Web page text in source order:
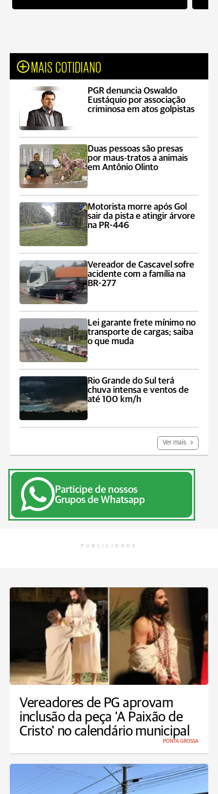
MAIS COTIDIANO
PGR denuncia Oswaldo
Eustáquio por associação
criminosa em atos golpistas
Duas pessoas são presas
por maus-tratos a animais
em Antônio Olinto
Motorista morre após Gol
sair da pista e atingir árvore
na PR-446
Vereador de Cascavel sofre
acidente com a família na
BR-277
Lei garante frete mínimo no
transporte de cargas; saiba
o que muda
Rio Grande do Sul terá
chuva intensa e ventos de
até 100 km/h
Ver mais
Participe de nossos
Grupos de Whatsapp
PUBLICIDADE
Vereadores de PG aprovam
inclusão da peça 'A Paixão de
Cristo' no calendário municipal
PONTA GROSSA